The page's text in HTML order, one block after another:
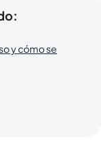
y cómo se